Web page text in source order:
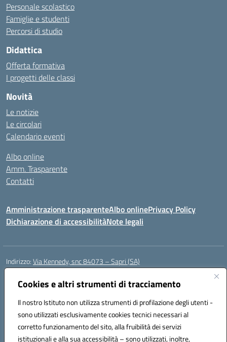
Cookies e altri strumenti di tracciamento
Il nostro Istituto non utilizza strumenti di profilazione degli utenti -
sono utilizzati esclusivamente cookies tecnici necessari al
corretto funzionamento del sito, alla fruibilità dei servizi
istituzionali e alla sua accessibilità – sono utilizzati, inoltre,
Personale scolastico
Famiglie e studenti
Percorsi di studio
Didattica
Offerta formativa
I progetti delle classi
Novità
Le notizie
Le circolari
Calendario eventi
Albo online
Amm. Trasparente
Contatti
Amministrazione trasparenteAlbo onlinePrivacy Policy
Dichiarazione di accessibilitàNote legali
Indirizzo:Via Kennedy, snc 84073 – Sapri (SA)
Centralino:
Posta elettronica certificata (PEC):saic878008@pec.istruzione.it
Codice fiscale: 84002700650
Codice meccanografico:SAIC878008
Codice Indice delle Pubbliche Amministrazioni (IPA): istsc_saic878008
Codice unico di fatturazione (CUF): UFYPHY